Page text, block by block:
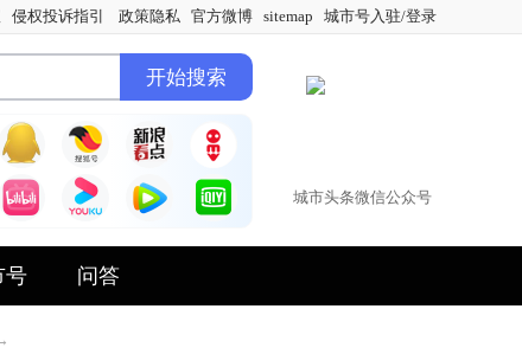
侵权投诉指引 政策隐私 官方微博 sitemap 城市号入驻/登录
城市头条微信公众号
号 问答